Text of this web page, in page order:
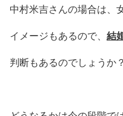
中村米吉さんの場合は、
イメージもあるので、 結
判断もあるのでしょうか？